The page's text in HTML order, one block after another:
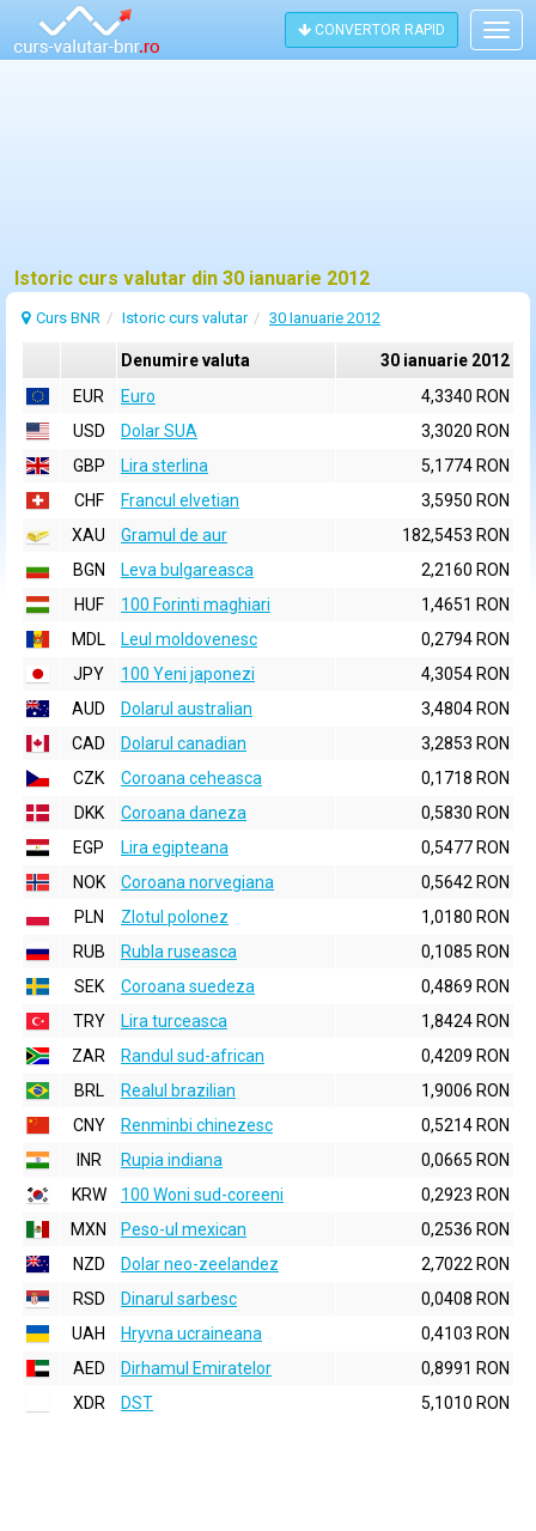
CONVERTOR RAPID
Istoric curs valutar din 30 ianuarie 2012
Curs BNR Istoric curs valutar 30 Ianuarie 2012
Denumire valuta
30 ianuarie 2012
EUR
Euro
4,3340 RON
USD
Dolar SUA
3,3020 RON
GBP
Lira sterlina
5,1774 RON
CHF
Francul elvetian
3,5950 RON
XAU
Gramul de aur
182,5453 RON
BGN
Leva bulgareasca
2,2160 RON
HUF
100 Forinti maghiari
1,4651 RON
MDL
Leul moldovenesc
0,2794 RON
JPY
100 Yeni japonezi
4,3054 RON
AUD
Dolarul australian
3,4804 RON
CAD
Dolarul canadian
3,2853 RON
CZK
Coroana ceheasca
0,1718 RON
DKK
Coroana daneza
0,5830 RON
EGP
Lira egipteana
0,5477 RON
NOK
Coroana norvegiana
0,5642 RON
PLN
Zlotul polonez
1,0180 RON
RUB
Rubla ruseasca
0,1085 RON
SEK
Coroana suedeza
0,4869 RON
TRY
Lira turceasca
1,8424 RON
ZAR
Randul sud-african
0,4209 RON
BRL
Realul brazilian
1,9006 RON
CNY
Renminbi chinezesc
0,5214 RON
INR
Rupia indiana
0,0665 RON
KRW
100 Woni sud-coreeni
0,2923 RON
MXN
Peso-ul mexican
0,2536 RON
NZD
Dolar neo-zeelandez
2,7022 RON
RSD
Dinarul sarbesc
0,0408 RON
UAH
Hryvna ucraineana
0,4103 RON
AED
Dirhamul Emiratelor
0,8991 RON
XDR
DST 5,1010 RON